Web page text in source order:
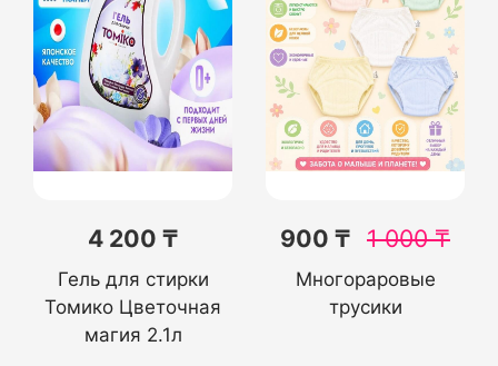
4 200 ₸
Гель для стирки
Томико Цветочная
магия 2.1л
900 ₸ 1 000₸
Многораровые
трусики